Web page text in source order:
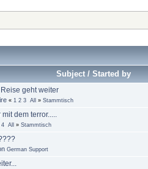
Subject / Started by
geht weiter
« 1 2 3 All » Stammtisch
dem terror.....
4 All » Stammtisch
German Support